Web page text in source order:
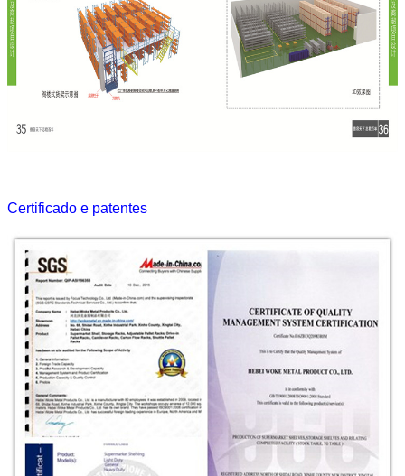
Certificado e patentes